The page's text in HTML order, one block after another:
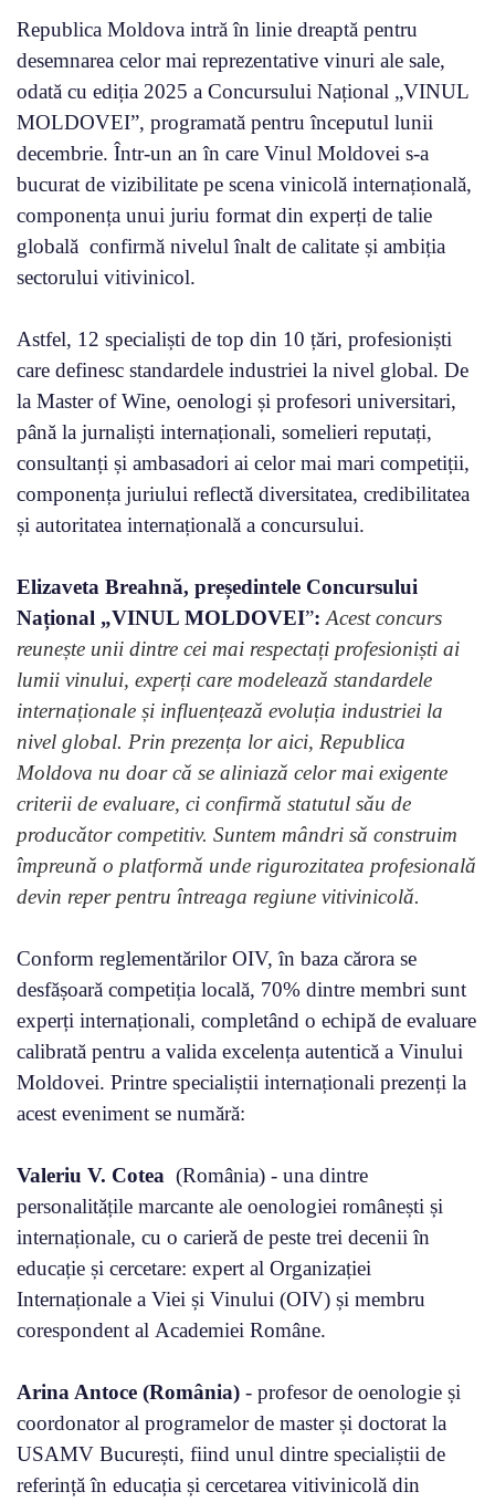
Republica Moldova intră în linie dreaptă pentru
desemnarea celor mai reprezentative vinuri ale sale,
odată cu ediția 2025 a Concursului Național „VINUL
MOLDOVEI”, programată pentru începutul lunii
decembrie. Într-un an în care Vinul Moldovei s-a
bucurat de vizibilitate pe scena vinicolă internațională,
componența unui juriu format din experți de talie
globală confirmă nivelul înalt de calitate și ambiția
sectorului vitivinicol.
Astfel, 12 specialiști de top din 10 țări, profesioniști
care definesc standardele industriei la nivel global. De
la Master of Wine, oenologi și profesori universitari,
până la jurnaliști internaționali, somelieri reputați,
consultanți și ambasadori ai celor mai mari competiții,
componența juriului reflectă diversitatea, credibilitatea
și autoritatea internațională a concursului.
Elizaveta Breahnă, președintele Concursului
Național „VINUL MOLDOVEI”: Acest concurs
reunește unii dintre cei mai respectați profesioniști ai
lumii vinului, experți care modelează standardele
internaționale și influențează evoluția industriei la
nivel global. Prin prezența lor aici, Republica
Moldova nu doar că se aliniază celor mai exigente
criterii de evaluare, ci confirmă statutul său de
producător competitiv. Suntem mândri să construim
împreună o platformă unde rigurozitatea profesională
devin reper pentru întreaga regiune vitivinicolă.
Conform reglementărilor OIV, în baza cărora se
desfășoară competiția locală, 70% dintre membri sunt
experți internaționali, completând o echipă de evaluare
calibrată pentru a valida excelența autentică a Vinului
Moldovei. Printre specialiștii internaționali prezenți la
acest eveniment se numără:
Valeriu V. Cotea (România) - una dintre
personalitățile marcante ale oenologiei românești și
internaționale, cu o carieră de peste trei decenii în
educație și cercetare: expert al Organizației
Internaționale a Viei și Vinului (OIV) și membru
corespondent al Academiei Române.
Arina Antoce (România) - profesor de oenologie și
coordonator al programelor de master și doctorat la
USAMV București, fiind unul dintre specialiștii de
referință în educația și cercetarea vitivinicolă din